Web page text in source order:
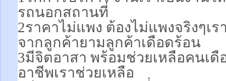
รถนอกสถานที่
2ราคาไม่แพง ต้องไม่แพงจริงๆเ
จากลูกค้ายามลูกค้าเดือดร้อน
3มีจิตอาสา พร้อมช่วยเหลือคนเ
อาชีพเราช่วยเหลือ